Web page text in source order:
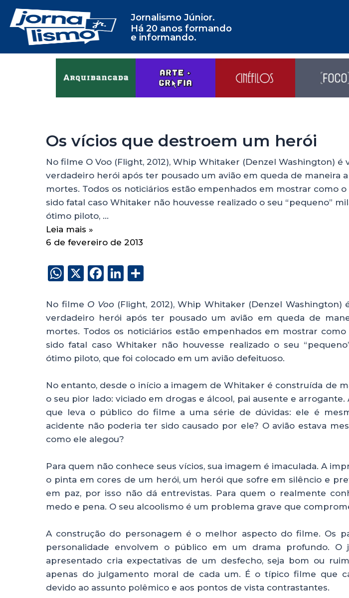
Jornalismo Júnior.
Há 20 anos formando
e informando.
Os vícios que destroem um herói
No filme O Voo (Flight, 2012), Whip Whitaker (Denzel Washington) é
verdadeiro herói após ter pousado um avião em queda de maneira
mortes. Todos os noticiários estão empenhados em mostrar como
sido fatal caso Whitaker não houvesse realizado o seu “pequeno”
ótimo piloto, …
Leia mais »
6 de fevereiro de 2013
W
a
ts
A
p
X
F
c
e
b
o
o
k
Li
k
e
dI
n
a
re
No filme O Voo(Flight, 2012), Whip Whitaker (Denzel Washington)
verdadeiro herói após ter pousado um avião em queda de
mortes. Todos os noticiários estão empenhados em mostrar
sido fatal caso Whitaker não houvesse realizado o seu
ótimo piloto, que foi colocado em um avião defeituoso.
No entanto, desde o início a imagem de Whitaker é construída de
o seu pior lado: viciado em drogas e álcool, pai ausente e arrogante.
que leva o público do filme a uma série de dúvidas: ele é
acidente não poderia ter sido causado por ele? O avião estava
como ele alegou?
Para quem não conhece seus vícios, sua imagem é imaculada. A
o pinta em cores de um herói, um herói que sofre em silêncio e
em paz, por isso não dá entrevistas. Para quem o realmente
medo e pena. O seu alcoolismo é um problema grave que
A construção do personagem é o melhor aspecto do filme. Os
personalidade envolvem o público em um drama profundo. O
apresentado cria expectativas de um desfecho, seja bom ou
apenas do julgamento moral de cada um. É o típico filme que
devido ao assunto polêmico e aos pontos de vista contrastantes.